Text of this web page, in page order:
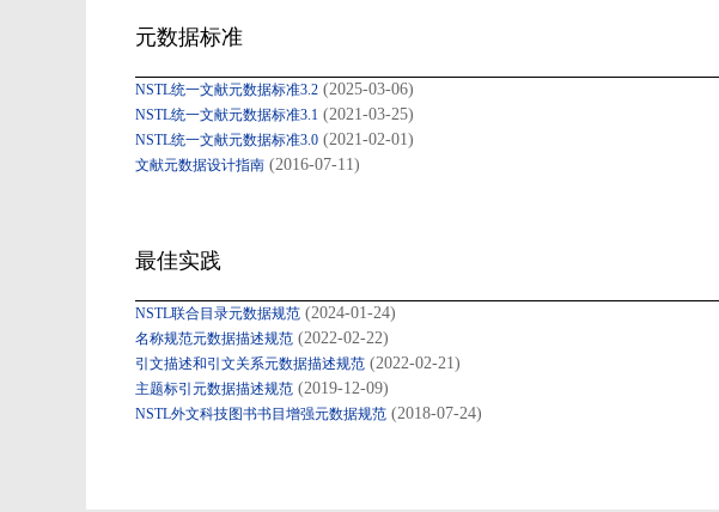
元数据标准
NSTL统一文献元数据标准3.2 (2025-03-06)
NSTL统一文献元数据标准3.1 (2021-03-25)
NSTL统一文献元数据标准3.0 (2021-02-01)
文献元数据设计指南 (2016-07-11)
最佳实践
NSTL联合目录元数据规范 (2024-01-24)
名称规范元数据描述规范 (2022-02-22)
引文描述和引文关系元数据描述规范 (2022-02-21)
主题标引元数据描述规范 (2019-12-09)
NSTL外文科技图书书目增强元数据规范 (2018-07-24)